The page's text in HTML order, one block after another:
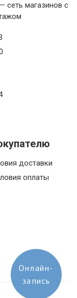
сеть магазинов с
доставки
оплаты
Онлайн-
запись